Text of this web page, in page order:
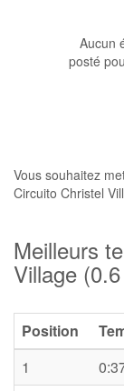
Aucun
posté
Vous souhaitez
Circuito Christel
Meilleurs
Village
Position
1